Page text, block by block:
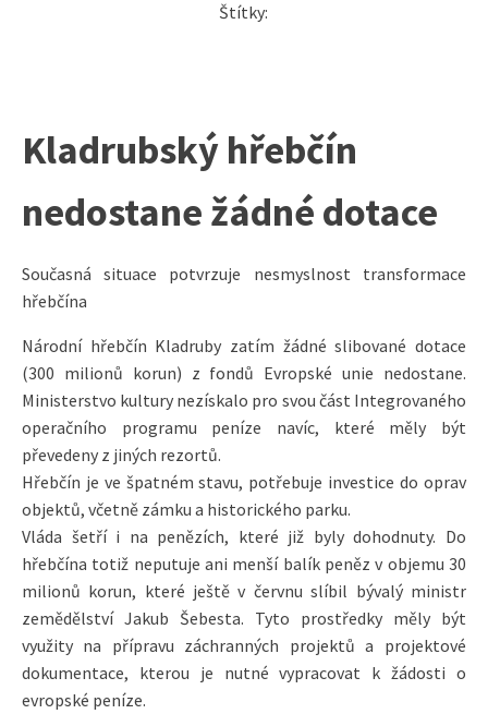
Štítky:
Kladrubský hřebčín
nedostane žádné dotace
Současná situace potvrzuje nesmyslnost transformace
hřebčína
Národní hřebčín Kladruby zatím žádné slibované dotace
(300 milionů korun) z fondů Evropské unie nedostane.
Ministerstvo kultury nezískalo pro svou část Integrovaného
operačního programu peníze navíc, které měly být
převedeny z jiných rezortů.
Hřebčín je ve špatném stavu, potřebuje investice do oprav
objektů, včetně zámku a historického parku.
Vláda šetří i na penězích, které již byly dohodnuty. Do
hřebčína totiž neputuje ani menší balík peněz v objemu 30
milionů korun, které ještě v červnu slíbil bývalý ministr
zemědělství Jakub Šebesta. Tyto prostředky měly být
využity na přípravu záchranných projektů a projektové
dokumentace, kterou je nutné vypracovat k žádosti o
evropské peníze.